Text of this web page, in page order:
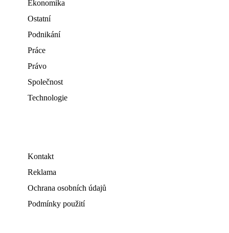
Ekonomika
Ostatní
Podnikání
Práce
Právo
Společnost
Technologie
Kontakt
Reklama
Ochrana osobních údajů
Podmínky použití